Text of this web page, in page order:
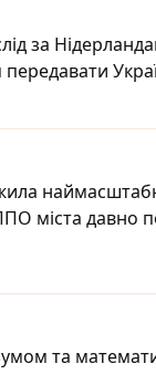
за
передавати
міста давно
та